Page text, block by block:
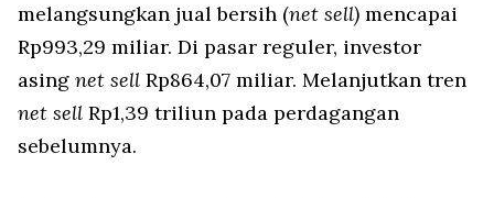
melangsungkan jual bersih (net sell) mencapai
Rp993,29 miliar. Di pasar reguler, investor
asing net sell Rp864,07 miliar. Melanjutkan tren
net sell Rp1,39 triliun pada perdagangan
sebelumnya.